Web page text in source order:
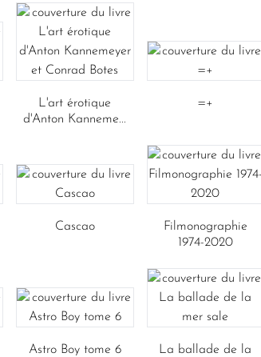
L'art érotique
d'Anton Kanneme...
=+
Cascao
Filmonographie
1974-2020
Astro Boy tome 6
La ballade de la